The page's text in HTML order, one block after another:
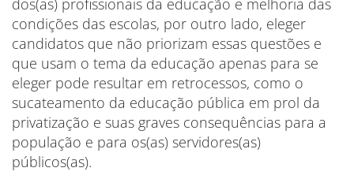
dos(as) profissionais da educação e melhoria das
condições das escolas, por outro lado, eleger
candidatos que não priorizam essas questões e
que usam o tema da educação apenas para se
eleger pode resultar em retrocessos, como o
sucateamento da educação pública em prol da
privatização e suas graves consequências para a
população e para os(as) servidores(as)
públicos(as).